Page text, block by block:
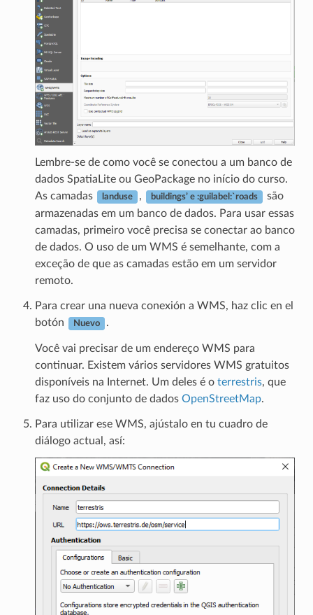
Lembre-se de como você se conectou a um banco de
dados SpatiaLite ou GeoPackage no início do curso.
As camadas
landuse , buildings’ e :guilabel:`roads
são
armazenadas em um banco de dados. Para usar essas
camadas, primeiro você precisa se conectar ao banco
de dados. O uso de um WMS é semelhante, com a
exceção de que as camadas estão em um servidor
remoto.
Para crear una nueva conexión a WMS, haz clic en el
botón
Nuevo .
Você vai precisar de um endereço WMS para
continuar. Existem vários servidores WMS gratuitos
disponíveis na Internet. Um deles é o terrestris, que
faz uso do conjunto de dados OpenStreetMap.
Para utilizar ese WMS, ajústalo en tu cuadro de
diálogo actual, así: